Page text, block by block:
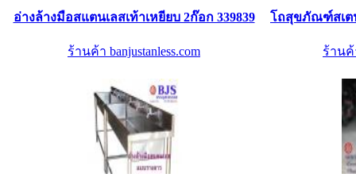
อ่างล้างมือสแตนเลสเท้าเหยียบ 2ก๊อก 339839
ร้านค้า banjustanless.com
โถสุขภัณฑ์สเต
ร้านค้